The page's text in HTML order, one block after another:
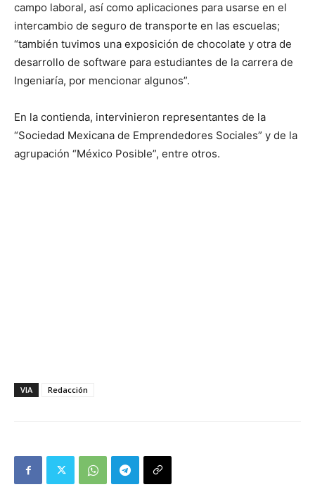
campo laboral, así como aplicaciones para usarse en el
intercambio de seguro de transporte en las escuelas;
“también tuvimos una exposición de chocolate y otra de
desarrollo de software para estudiantes de la carrera de
Ingeniaría, por mencionar algunos”.
En la contienda, intervinieron representantes de la
“Sociedad Mexicana de Emprendedores Sociales” y de la
agrupación “México Posible”, entre otros.
VIA Redacción